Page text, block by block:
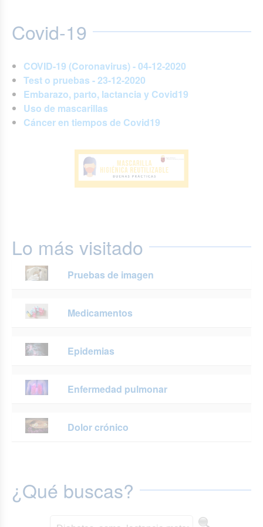
Covid-19
COVID-19 (Coronavirus) - 04-12-2020
Test o pruebas - 23-12-2020
Embarazo, parto, lactancia y Covid19
Uso de mascarillas
Cáncer en tiempos de Covid19
Lo más visitado
Pruebas de imagen
Medicamentos
Epidemias
Enfermedad pulmonar
Dolor crónico
¿Qué buscas?